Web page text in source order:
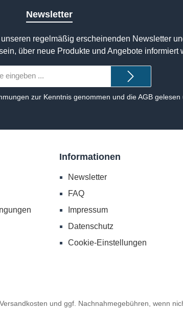
Newsletter
regelmäßig erscheinenden Newsletter
über neue Produkte und Angebote informiert
Mail-
Adresse*
zur Kenntnis genommen und dieAGB gelesen
Informationen
Newsletter
FAQ
Impressum
Datenschutz
Cookie-Einstellungen
Versandkosten und ggf. Nachnahmegebühren, wenn